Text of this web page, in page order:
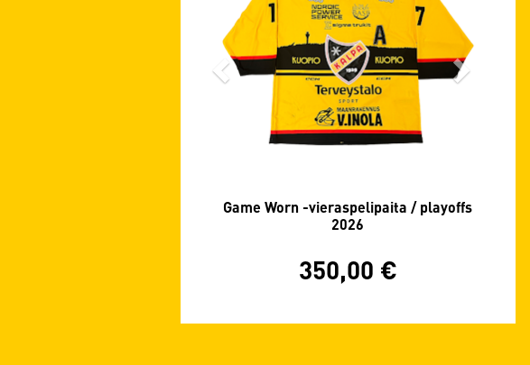
Game Worn -vieraspelipaita / playoffs
2026
350,00 €